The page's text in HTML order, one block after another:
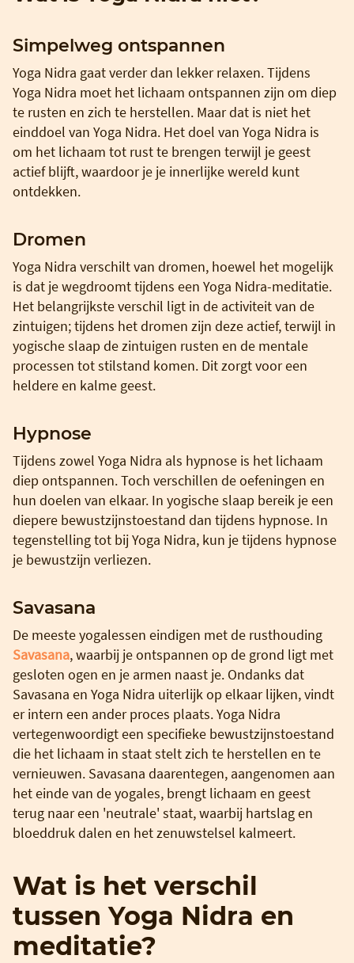
Simpelweg ontspannen
Yoga Nidra gaat verder dan lekker relaxen. Tijdens
Yoga Nidra moet het lichaam ontspannen zijn om diep
te rusten en zich te herstellen. Maar dat is niet het
einddoel van Yoga Nidra. Het doel van Yoga Nidra is
om het lichaam tot rust te brengen terwijl je geest
actief blijft, waardoor je je innerlijke wereld kunt
ontdekken.
Dromen
Yoga Nidra verschilt van dromen, hoewel het mogelijk
is dat je wegdroomt tijdens een Yoga Nidra-meditatie.
Het belangrijkste verschil ligt in de activiteit van de
zintuigen; tijdens het dromen zijn deze actief, terwijl in
yogische slaap de zintuigen rusten en de mentale
processen tot stilstand komen. Dit zorgt voor een
heldere en kalme geest.
Hypnose
Tijdens zowel Yoga Nidra als hypnose is het lichaam
diep ontspannen. Toch verschillen de oefeningen en
hun doelen van elkaar. In yogische slaap bereik je een
diepere bewustzijnstoestand dan tijdens hypnose. In
tegenstelling tot bij Yoga Nidra, kun je tijdens hypnose
je bewustzijn verliezen.
Savasana
De meeste yogalessen eindigen met de rusthouding
Savasana, waarbij je ontspannen op de grond ligt met
gesloten ogen en je armen naast je. Ondanks dat
Savasana en Yoga Nidra uiterlijk op elkaar lijken, vindt
er intern een ander proces plaats. Yoga Nidra
vertegenwoordigt een specifieke bewustzijnstoestand
die het lichaam in staat stelt zich te herstellen en te
vernieuwen. Savasana daarentegen, aangenomen aan
het einde van de yogales, brengt lichaam en geest
terug naar een 'neutrale' staat, waarbij hartslag en
bloeddruk dalen en het zenuwstelsel kalmeert.
Wat is het verschil
tussen Yoga Nidra en
meditatie?